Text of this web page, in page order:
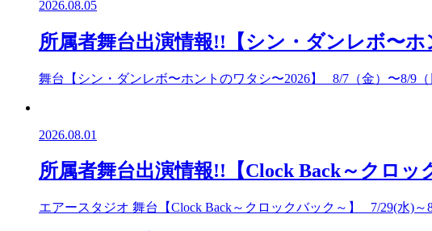
2026.08.05
所属者舞台出演情報!!【シン・ダンレボ〜ホ
舞台【シン・ダンレボ〜ホントのワタシ〜2026】 8/7（金）〜8/
2026.08.01
所属者舞台出演情報!!【Clock Back～クロッ
エアースタジオ 舞台【Clock Back～クロックバック～】 7/29(水)